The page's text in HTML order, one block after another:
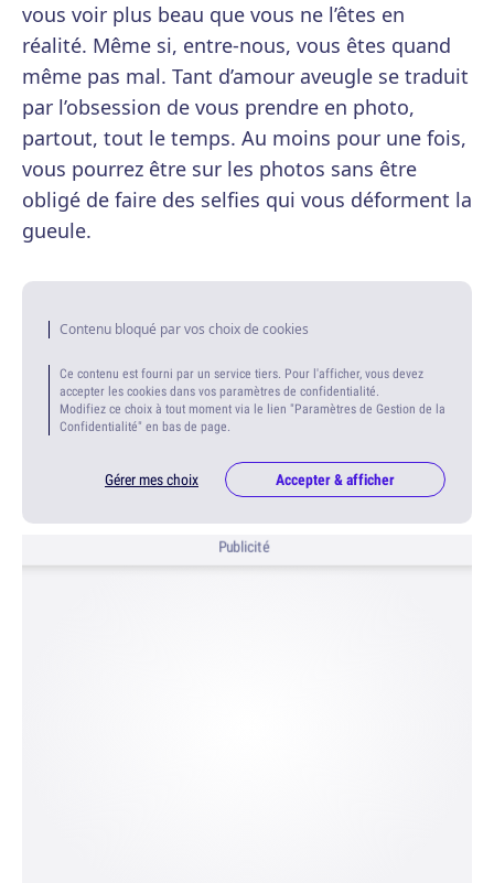
vous voir plus beau que vous ne l’êtes en
réalité. Même si, entre-nous, vous êtes quand
même pas mal. Tant d’amour aveugle se traduit
par l’obsession de vous prendre en photo,
partout, tout le temps. Au moins pour une fois,
vous pourrez être sur les photos sans être
obligé de faire des selfies qui vous déforment la
gueule.
Contenu bloqué par vos choix de cookies
Ce contenu est fourni par un service tiers. Pour l'afficher, vous devez
accepter les cookies dans vos paramètres de confidentialité.
Modifiez ce choix à tout moment via le lien "Paramètres de Gestion de la
Confidentialité" en bas de page.
Gérer mes choix Accepter & afficher
Publicité